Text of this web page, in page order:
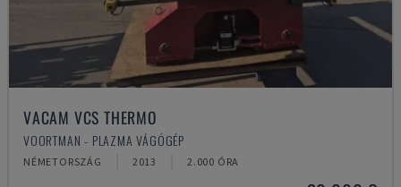
VACAM VCS THERMO
VOORTMAN - PLAZMA VÁGÓGÉP
NÉMETORSZÁG 2013 2.000 ÓRA